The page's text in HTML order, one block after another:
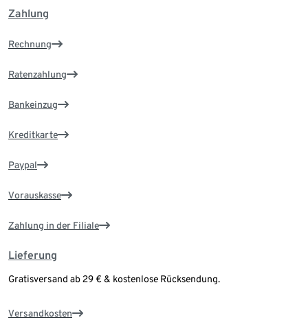
Zahlung
Rechnung
Ratenzahlung
Bankeinzug
Kreditkarte
Paypal
Vorauskasse
Zahlung in der Filiale
Lieferung
Gratisversand ab 29 € & kostenlose Rücksendung.
Versandkosten